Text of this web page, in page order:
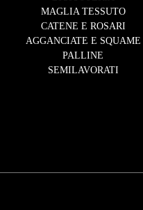
MAGLIA TESSUTO
CATENE E ROSARI
AGGANCIATE E SQUAME
PALLINE
SEMILAVORATI